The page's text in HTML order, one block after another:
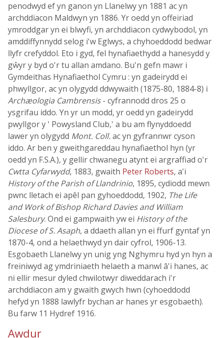
penodwyd ef yn ganon yn Llanelwy yn 1881 ac yn
archddiacon Maldwyn yn 1886. Yr oedd yn offeiriad
ymroddgar yn ei blwyfi, yn archddiacon cydwybodol, yn
amddiffynnydd selog i'w Eglwys, a chyhoeddodd bedwar
llyfr crefyddol. Eto i gyd, fel hynafiaethydd a hanesydd y
gŵyr y byd o'r tu allan amdano. Bu'n gefn mawr i
Gymdeithas Hynafiaethol Cymru : yn gadeirydd ei
phwyllgor, ac yn olygydd ddwywaith (1875-80, 1884-8) i
Archæologia Cambrensis- cyfrannodd dros 25 o
ysgrifau iddo. Yn yr un modd, yr oedd yn gadeirydd
pwyllgor y ' Powysland Club,' a bu am flynyddoedd
lawer yn olygydd Mont. Coll.ac yn gyfrannwr cyson
iddo. Ar ben y gweithgareddau hynafiaethol hyn (yr
oedd yn F.S.A.), y gellir chwanegu atynt ei argraffiad o'r
Cwtta Cyfarwydd, 1883, gwaith Peter Roberts, a'i
History of the Parish of Llandrinio, 1895, cydiodd mewn
pwnc lletach ei apêl pan gyhoeddodd, 1902, The Life
and Work of Bishop Richard Davies and William
Salesbury. Ond ei gampwaith yw ei History of the
Diocese of S. Asaph, a ddaeth allan yn ei ffurf gyntaf yn
1870-4, ond a helaethwyd yn dair cyfrol, 1906-13.
Esgobaeth Llanelwy yn unig yng Nghymru hyd yn hyn a
freiniwyd ag ymdriniaeth helaeth a manwl â'i hanes, ac
ni ellir mesur dyled chwilotwyr diweddarach i'r
archddiacon am y gwaith gwych hwn (cyhoeddodd
hefyd yn 1888 lawlyfr bychan ar hanes yr esgobaeth).
Bu farw 11 Hydref 1916.
Awdur